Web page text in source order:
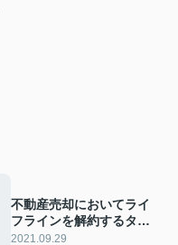
不動産売却においてライ
フラインを解約するタイ
ミングと方法とは？
2021.09.29